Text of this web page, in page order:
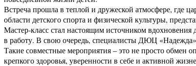
Встреча прошла в теплой и дружеской атмосфере, где
области детского спорта и физической культуры,
Мастер-класс стал настоящим источником
в работу. В свою очередь, специалисты ДЮЦ «Надежда»
Такие совместные мероприятия – это не просто обмен
крепкого здоровья, уверенности в себе и активной